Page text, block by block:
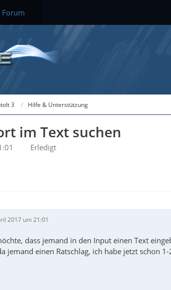
Forum
3 Hilfe & Unterstützung
im Text suchen
Erledigt
2017 um 21:01
dass jemand in den Input einen Text
jemand einen Ratschlag, ich habe jetzt schon